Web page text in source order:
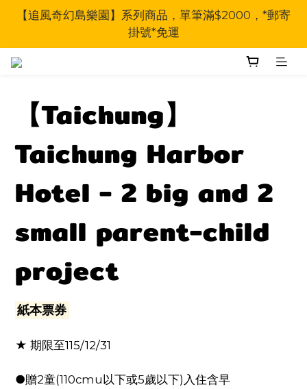
【追風奇幻島樂園】系列商品，單筆滿$2000，*郵寄
掛號*免運
【Taichung】
Taichung Harbor
Hotel - 2 big and 2
small parent-child
project
紙本票券
★ 期限至115/12/31
●贈2童(110cmu以下或5歲以下)入住含早